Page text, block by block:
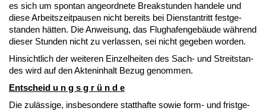
es sich um spon­tan an­ge­ord­ne­te Break­stun­den han­de­le und
die­se Ar­beits­zeit­pau­sen nicht be­reits bei Dienst­an­tritt fest­ge­
stan­den hätten. Die An­wei­sung, das Flug­ha­fen­gebäude während
die­ser St­un­den nicht zu ver­las­sen, sei nicht ge­ge­ben wor­den.
Hin­sicht­lich der wei­te­ren Ein­zel­hei­ten des Sach- und Streit­stan­
des wird auf den Ak­ten­in­halt Be­zug ge­nom­men.
Ent­scheid u n g s g r ü n d e
Die zulässi­ge, ins­be­son­de­re statt­haf­te so­wie form- und frist­ge­